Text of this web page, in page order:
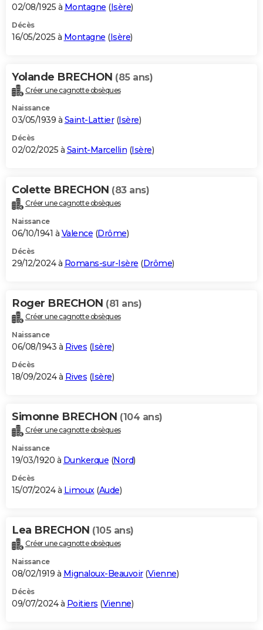
02/08/1925 à Montagne (Isère)
Décès
16/05/2025 à Montagne (Isère)
Yolande BRECHON (85 ans)
Créer une cagnotte obsèques
Naissance
03/05/1939 à Saint-Lattier(Isère)
Décès
02/02/2025 à Saint-Marcellin (Isère)
Colette BRECHON (83 ans)
Créer une cagnotte obsèques
Naissance
06/10/1941 à Valence (Drôme)
Décès
29/12/2024 à Romans-sur-Isère (Drôme)
Roger BRECHON (81 ans)
Créer une cagnotte obsèques
Naissance
06/08/1943 à Rives (Isère)
Décès
18/09/2024 à Rives (Isère)
Simonne BRECHON (104 ans)
Créer une cagnotte obsèques
Naissance
19/03/1920 à Dunkerque (Nord)
Décès
15/07/2024 à Limoux(Aude)
Lea BRECHON (105 ans)
Créer une cagnotte obsèques
Naissance
08/02/1919 à Mignaloux-Beauvoir(Vienne)
Décès
09/07/2024 à Poitiers (Vienne)